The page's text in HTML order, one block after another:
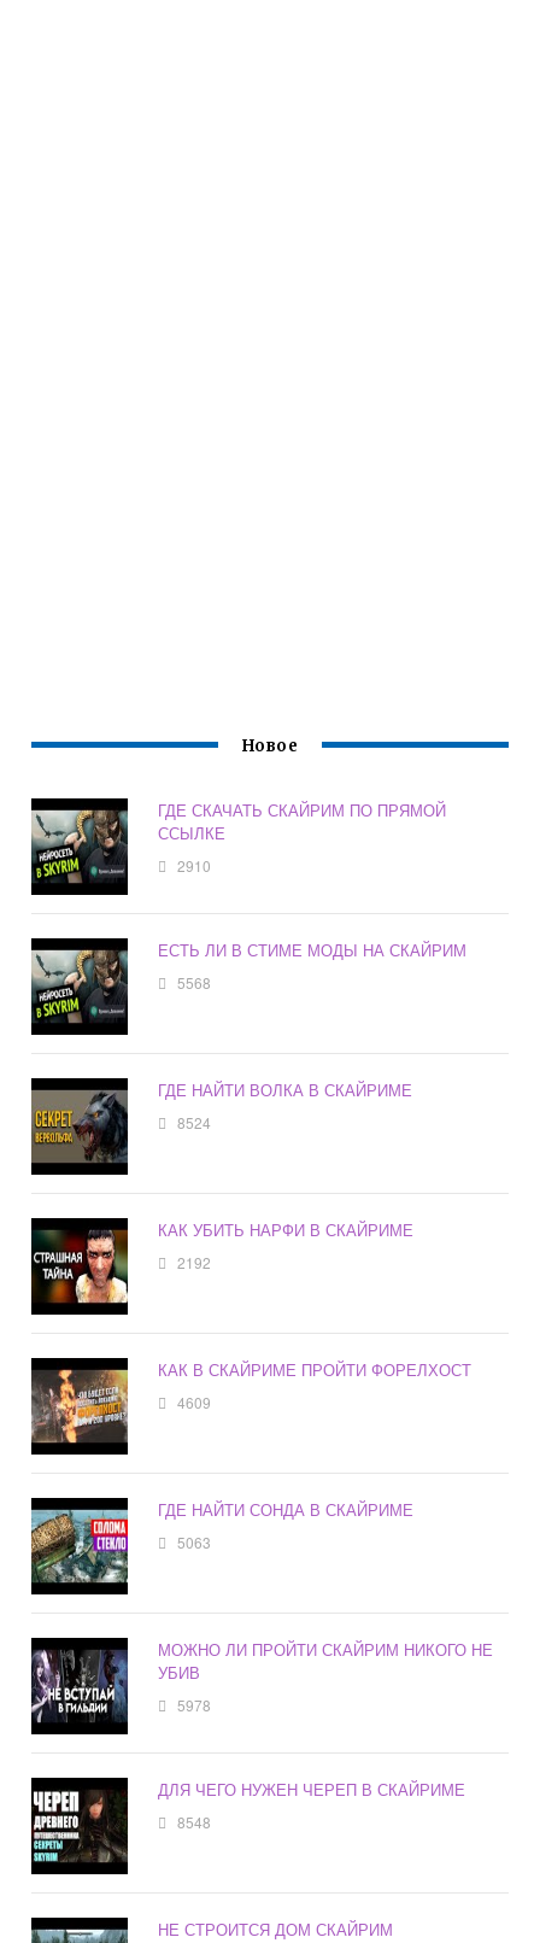
Новое
ГДЕ СКАЧАТЬ СКАЙРИМ ПО ПРЯМОЙ
ССЫЛКЕ
2910
ЕСТЬ ЛИ В СТИМЕ МОДЫ НА СКАЙРИМ
5568
ГДЕ НАЙТИ ВОЛКА В СКАЙРИМЕ
8524
КАК УБИТЬ НАРФИ В СКАЙРИМЕ
2192
КАК В СКАЙРИМЕ ПРОЙТИ ФОРЕЛХОСТ
4609
ГДЕ НАЙТИ СОНДА В СКАЙРИМЕ
5063
МОЖНО ЛИ ПРОЙТИ СКАЙРИМ НИКОГО НЕ
УБИВ
5978
ДЛЯ ЧЕГО НУЖЕН ЧЕРЕП В СКАЙРИМЕ
8548
НЕ СТРОИТСЯ ДОМ СКАЙРИМ